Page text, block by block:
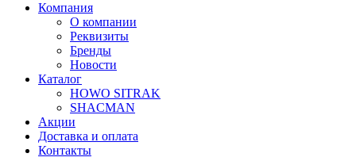
Компания
О компании
Реквизиты
Бренды
Новости
Каталог
HOWO SITRAK
SHACMAN
Акции
Доставка и оплата
Контакты